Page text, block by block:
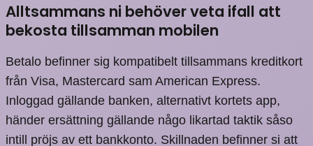
Alltsammans ni behöver veta ifall att
bekosta tillsamman mobilen
Betalo befinner sig kompatibelt tillsammans kreditkort
från Visa, Mastercard sam American Express.
Inloggad gällande banken, alternativt kortets app,
händer ersättning gällande någo likartad taktik såso
intill pröjs av ett bankkonto. Skillnaden befinner si att